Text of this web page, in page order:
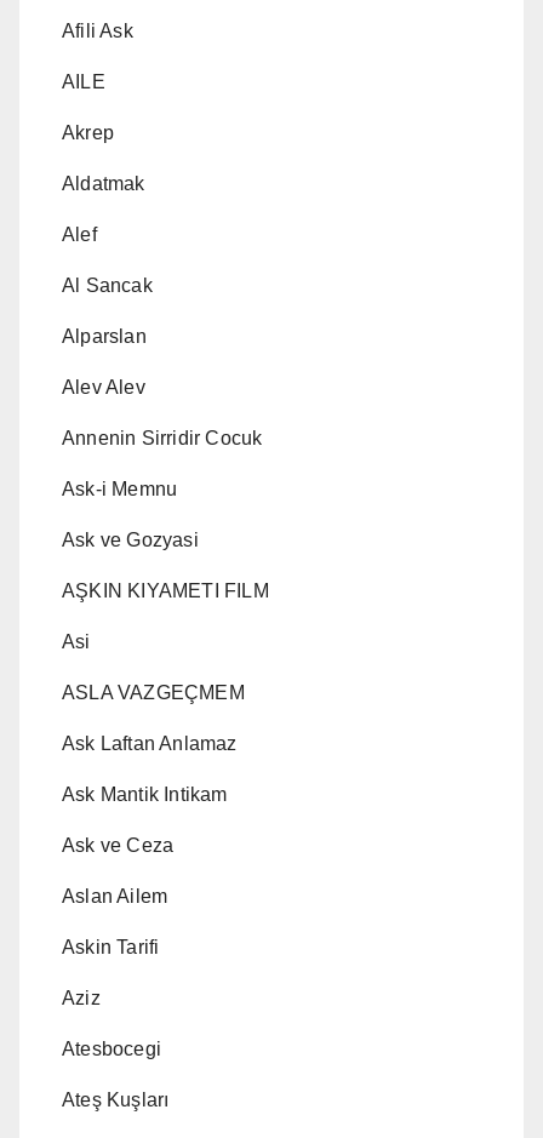
Afili Ask
AILE
Akrep
Aldatmak
Alef
Al Sancak
Alparslan
Alev Alev
Annenin Sirridir Cocuk
Ask-i Memnu
Ask ve Gozyasi
AŞKIN KIYAMETI FILM
Asi
ASLA VAZGEÇMEM
Ask Laftan Anlamaz
Ask Mantik Intikam
Ask ve Ceza
Aslan Ailem
Askin Tarifi
Aziz
Atesbocegi
Ateş Kuşları